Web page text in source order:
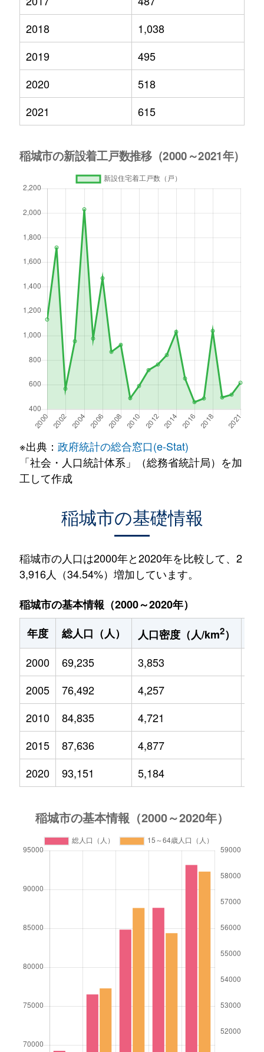
2018
1,038
2019
495
2020
518
2021
615
※出典： 政府統計の総合窓口(e-Stat)
「社会・人口統計体系」（総務省統計局）を加
工して作成
稲城市の基礎情報
稲城市の人口は2000年と2020年を比較して、2
3,916人（34.54%）増加しています。
稲城市の基本情報（2000～2020年）
年度
総人口（人） 人口密度（人/km2）
2000
69,235 3,853
2005
76,492 4,257
2010
84,835 4,721
2015
87,636 4,877
2020
93,151 5,184